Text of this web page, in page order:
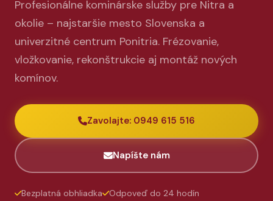
Profesionálne kominárske služby pre Nitra a
okolie – najstaršie mesto Slovenska a
univerzitné centrum Ponitria. Frézovanie,
vložkovanie, rekonštrukcie aj montáž nových
komínov.
Zavolajte: 0949 615 516
Napíšte nám
Bezplatná obhliadka
Odpoveď do 24 hodín